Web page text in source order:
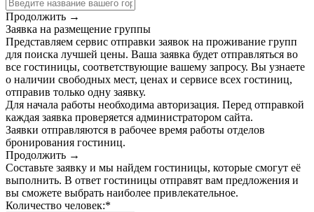
Продолжить →
Заявка на размещение группы
Представляем сервис отправки заявок на проживание групп
для поиска лучшей цены. Ваша заявка будет отправляться во
все гостиницы, соответствующие вашему запросу. Вы узнаете
о наличии свободных мест, ценах и сервисе всех гостиниц,
отправив только одну заявку.
Для начала работы необходима авторизация. Перед отправкой
каждая заявка проверяется администратором сайта.
Заявки отправляются в рабочее время работы отделов
бронирования гостиниц.
Продолжить →
Составьте заявку и мы найдем гостиницы, которые смогут её
выполнить. В ответ гостиницы отправят вам предложения и
вы сможете выбрать наиболее привлекательное.
Количество человек:*